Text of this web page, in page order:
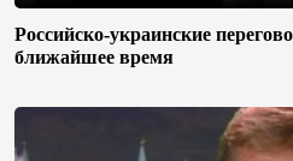
Российско-украинские
ближайшее время